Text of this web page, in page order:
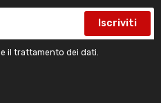
Iscriviti
e il trattamento dei dati.